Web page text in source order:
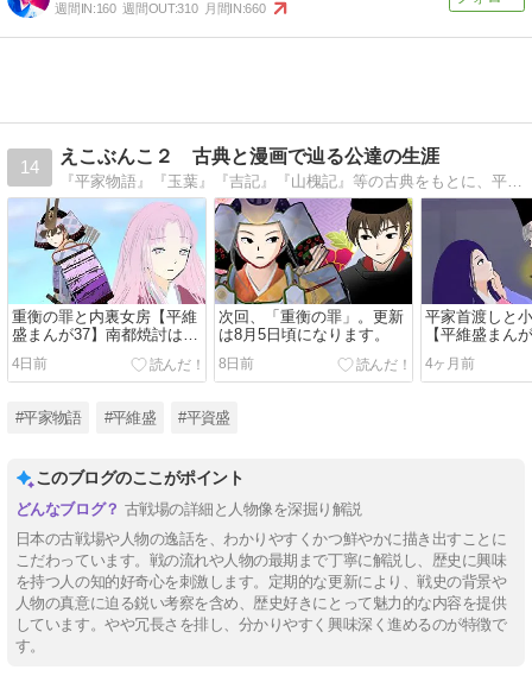
週間IN:160 週間OUT:310 月間IN:660
14
えこぶんこ２ 古典と漫画で辿る公達の生涯
『平家物語』『玉葉』『吉記』『山槐記』等の古典をもとに、平維盛・平資盛などの平家の公達のかっこいいエピソードを漫画で紹介します。
重衡の罪と内裏女房【平維
盛まんが37】南都焼討は過
失か？
4日前
次回、「重衡の罪」。更新
は8月5日頃になります。
8日前
平家首渡しと
【平維盛まん
語の作者は誰？
4ヶ月前
#平家物語 #平維盛 #平資盛
このブログのここがポイント
古戦場の詳細と人物像を深掘り解説
日本の古戦場や人物の逸話を、わかりやすくかつ鮮やかに描き出すことに
こだわっています。戦の流れや人物の最期まで丁寧に解説し、歴史に興味
を持つ人の知的好奇心を刺激します。定期的な更新により、戦史の背景や
人物の真意に迫る鋭い考察を含め、歴史好きにとって魅力的な内容を提供
しています。やや冗長さを排し、分かりやすく興味深く進めるのが特徴で
す。